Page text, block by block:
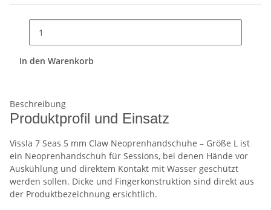
In den Warenkorb
Beschreibung
Produktprofil und Einsatz
Vissla 7 Seas 5 mm Claw Neoprenhandschuhe – Größe L ist
ein Neoprenhandschuh für Sessions, bei denen Hände vor
Auskühlung und direktem Kontakt mit Wasser geschützt
werden sollen. Dicke und Fingerkonstruktion sind direkt aus
der Produktbezeichnung ersichtlich.